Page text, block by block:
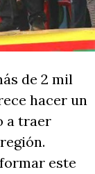
de 2 mil
hacer un
a traer
este